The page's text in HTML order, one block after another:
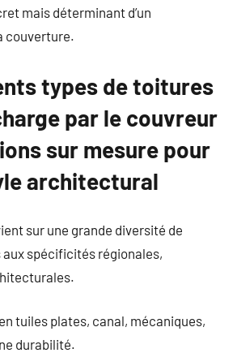
mais déterminant d’un
couverture.
types de toitures
par le couvreur
sur mesure pour
architectural
sur une grande diversité de
spécificités régionales,
tuiles plates, canal, mécaniques,
durabilité.